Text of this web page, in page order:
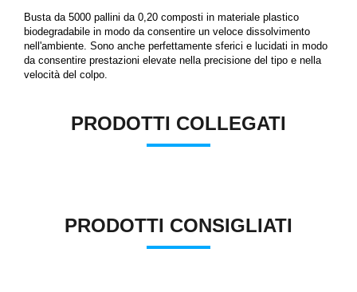
Busta da 5000 pallini da 0,20 composti in materiale plastico
biodegradabile in modo da consentire un veloce dissolvimento
nell'ambiente. Sono anche perfettamente sferici e lucidati in modo
da consentire prestazioni elevate nella precisione del tipo e nella
velocità del colpo.
PRODOTTI COLLEGATI
PRODOTTI CONSIGLIATI